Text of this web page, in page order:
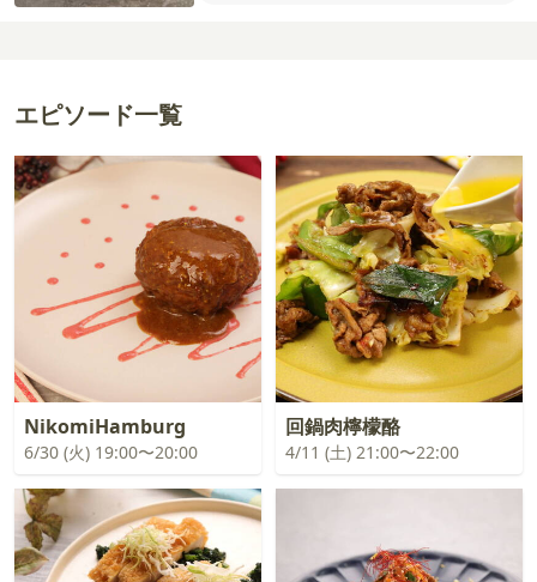
エピソード一覧
NikomiHamburg
6/30 (火) 19:00〜20:00
回鍋肉檸檬酪
4/11 (土) 21:00〜22:00